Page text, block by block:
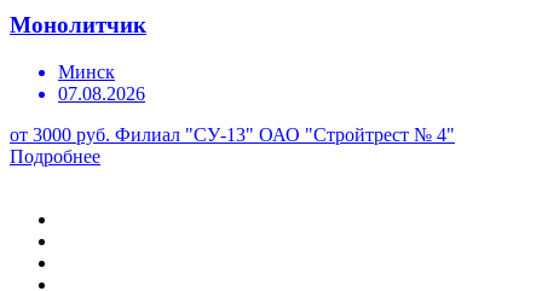
Монолитчик
Минск
07.08.2026
от 3000 руб. Филиал "СУ-13" ОАО "Стройтрест № 4"
Подробнее